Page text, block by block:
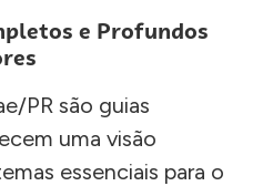
e Profundos
PR são guias
uma visão
essenciais para o